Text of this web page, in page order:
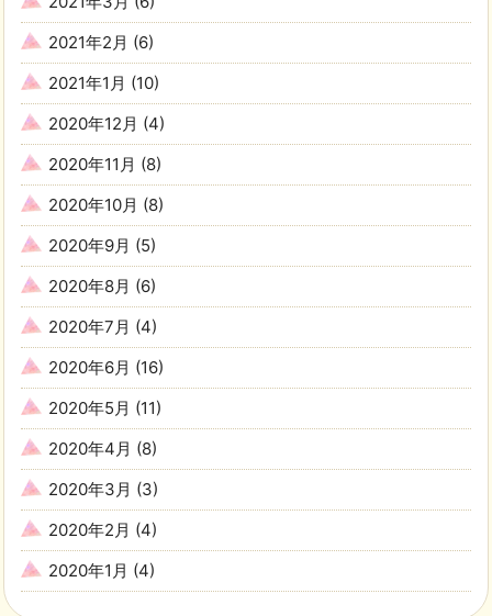
2021年2月 (6)
2021年1月 (10)
2020年12月 (4)
2020年11月 (8)
2020年10月 (8)
2020年9月 (5)
2020年8月 (6)
2020年7月 (4)
2020年6月 (16)
2020年5月 (11)
2020年4月 (8)
2020年3月 (3)
2020年2月 (4)
2020年1月 (4)